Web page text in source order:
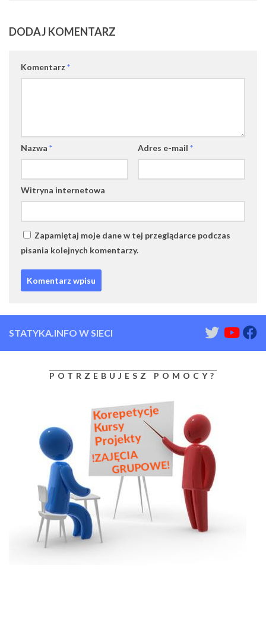
DODAJ KOMENTARZ
Komentarz *
Nazwa * Adres e-mail *
Witryna internetowa
Zapamiętaj moje dane w tej przeglądarce podczas
pisania kolejnych komentarzy.
STATYKA.INFO W SIECI
POTRZEBUJESZ POMOCY?